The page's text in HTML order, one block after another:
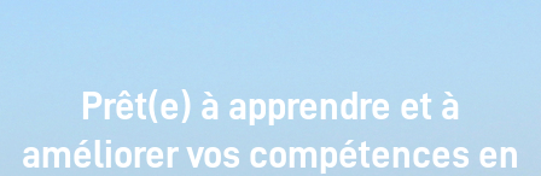
Prêt(e) à apprendre et à
améliorer vos compétences en